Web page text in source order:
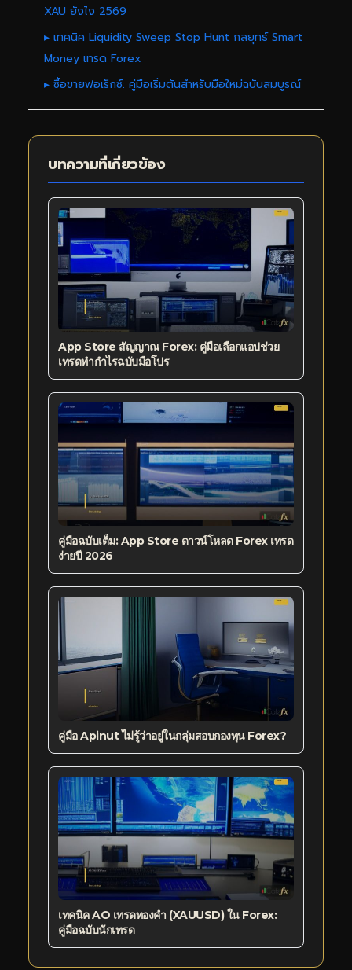
XAU ยังไง 2569
▸ เทคนิค Liquidity Sweep Stop Hunt กลยุทธ์ Smart
Money เทรด Forex
▸ ซื้อขายฟอเร็กซ์: คู่มือเริ่มต้นสำหรับมือใหม่ฉบับสมบูรณ์
บทความที่เกี่ยวข้อง
App Store สัญญาณ Forex: คู่มือเลือกแอปช่วย
เทรดทำกำไรฉบับมือโปร
คู่มือฉบับเต็ม: App Store ดาวน์โหลด Forex เทรด
ง่ายปี 2026
คู่มือ Apinut ไม่รู้ว่าอยู่ในกลุ่มสอบกองทุน Forex?
เทคนิค AO เทรดทองคำ (XAUUSD) ใน Forex:
คู่มือฉบับนักเทรด